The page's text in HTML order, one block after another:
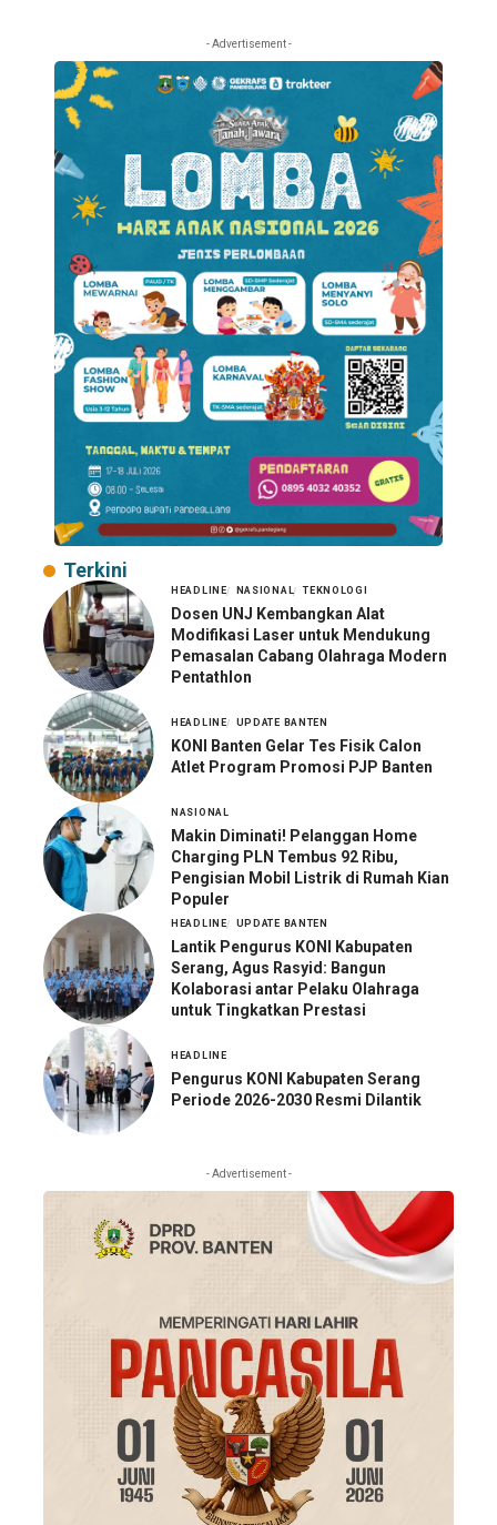
- Advertisement -
Terkini
HEADLINE NASIONAL TEKNOLOGI
Dosen UNJ Kembangkan Alat
Modifikasi Laser untuk Mendukung
Pemasalan Cabang Olahraga Modern
Pentathlon
HEADLINE UPDATE BANTEN
KONI Banten Gelar Tes Fisik Calon
Atlet Program Promosi PJP Banten
NASIONAL
Makin Diminati! Pelanggan Home
Charging PLN Tembus 92 Ribu,
Pengisian Mobil Listrik di Rumah Kian
Populer
HEADLINE UPDATE BANTEN
Lantik Pengurus KONI Kabupaten
Serang, Agus Rasyid: Bangun
Kolaborasi antar Pelaku Olahraga
untuk Tingkatkan Prestasi
HEADLINE
Pengurus KONI Kabupaten Serang
Periode 2026-2030 Resmi Dilantik
- Advertisement -